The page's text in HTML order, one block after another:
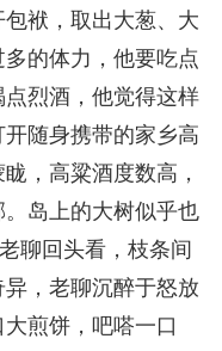
袱，取出大葱、大
的体力，他要吃点
烈酒，他觉得这样
随身携带的家乡高
，高粱酒度数高，
岛上的大树似乎也
聊回头看，枝条间
，老聊沉醉于怒放
煎饼，吧嗒一口